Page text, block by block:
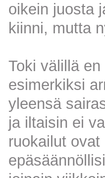
oikein juosta
kiinni, mutta
Toki välillä
esimerkiksi
yleensä
ja iltaisin ei
ruokailut